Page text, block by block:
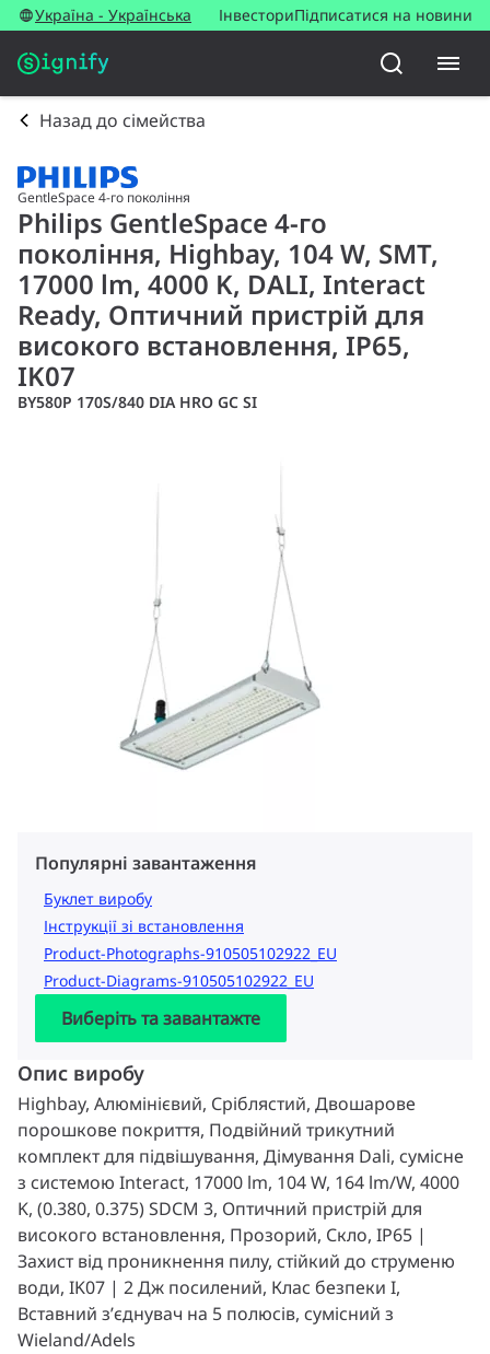
Україна - Українська ІнвесториПідписатися на новини
Назад до сімейства
GentleSpace 4-го покоління
Philips GentleSpace 4-го
покоління, Highbay, 104 W, SMT,
17000 lm, 4000 K, DALI, Interact
Ready, Оптичний пристрій для
високого встановлення, IP65,
IK07
BY580P 170S/840 DIA HRO GC SI
Популярні завантаження
Буклет виробу
Інструкції зі встановлення
Product-Photographs-910505102922_EU
Product-Diagrams-910505102922_EU
Виберіть та завантажте
Опис виробу
Highbay, Алюмінієвий, Сріблястий, Двошарове
порошкове покриття, Подвійний трикутний
комплект для підвішування, Дімування Dali, сумісне
з системою Interact, 17000 lm, 104 W, 164 lm/W, 4000
K, (0.380, 0.375) SDCM 3, Оптичний пристрій для
високого встановлення, Прозорий, Скло, IP65 |
Захист від проникнення пилу, стійкий до струменю
води, IK07 | 2 Дж посилений, Клас безпеки I,
Вставний з’єднувач на 5 полюсів, сумісний з
Wieland/Adels